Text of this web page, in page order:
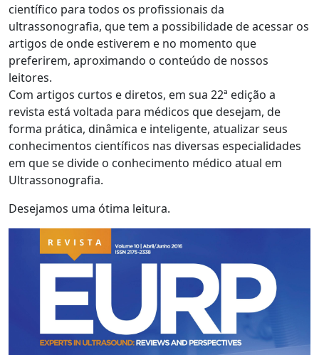
científico para todos os profissionais da
ultrassonografia, que tem a possibilidade de acessar os
artigos de onde estiverem e no momento que
preferirem, aproximando o conteúdo de nossos
leitores.
Com artigos curtos e diretos, em sua 22ª edição a
revista está voltada para médicos que desejam, de
forma prática, dinâmica e inteligente, atualizar seus
conhecimentos científicos nas diversas especialidades
em que se divide o conhecimento médico atual em
Ultrassonografia.
Desejamos uma ótima leitura.